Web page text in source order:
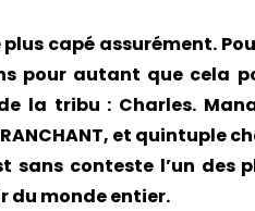
capé assurément.
pour autant que cela
la tribu : Charles.
et quintuple
sans conteste l’un des
du monde entier.